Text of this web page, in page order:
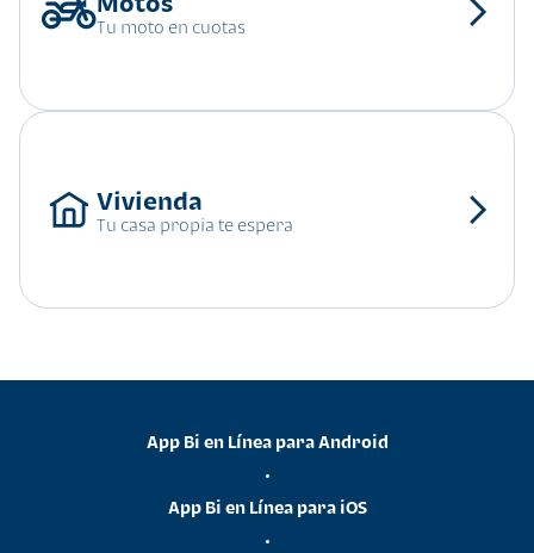
Tu moto en cuotas
Tu casa propia te espera
App Bi en Línea para Android
•
App Bi en Línea para iOS
•